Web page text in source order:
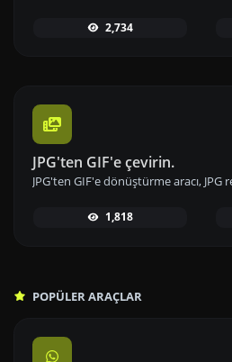
2,734
JPG'ten GIF'e çevirin.
1,818
POPÜLER ARAÇLAR